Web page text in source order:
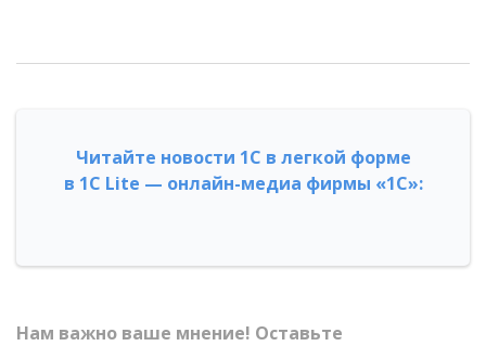
Читайте новости 1С в легкой форме
в 1С Lite — онлайн-медиа фирмы «1С»:
Нам важно ваше мнение! Оставьте